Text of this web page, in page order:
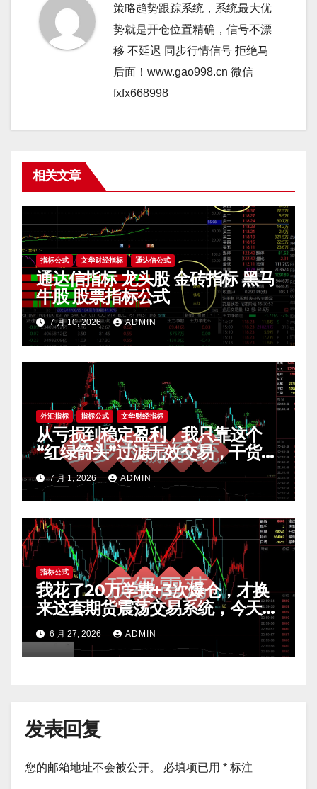
策略趋势跟踪系统，系统最大优
势就是开仓位置精确，信号不漂
移 不延迟 同步行情信号 拒绝马
后面！www.gao998.cn 微信
fxfx668998
相关文章
指标公式 文华财经指标 通达信公式
通达信指标 龙头股 金砖指标 黑马
牛股 股票指标公式
7 月 10, 2026 ADMIN
外汇指标 指标公式 文华财经指标
从亏损到稳定盈利，我只靠这个
“红绿箭头”过滤无效交易，干货全
公开 mt4指标
7 月 1, 2026 ADMIN
指标公式
我花了20万学费+3次爆仓，才换
来这套期货震荡交易系统，今天免
费公开核心逻辑
6 月 27, 2026 ADMIN
发表回复
您的邮箱地址不会被公开。 必填项已用 * 标注